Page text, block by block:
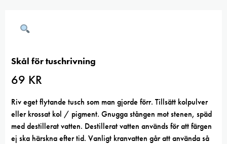
Skål för tuschrivning
69 KR
Riv eget flytande tusch som man gjorde förr. Tillsätt kolpulver
eller krossat kol / pigment. Gnugga stången mot stenen, späd
med destillerat vatten. Destillerat vatten används för att färgen
ej ska härskna efter tid. Vanligt kranvatten går att använda så